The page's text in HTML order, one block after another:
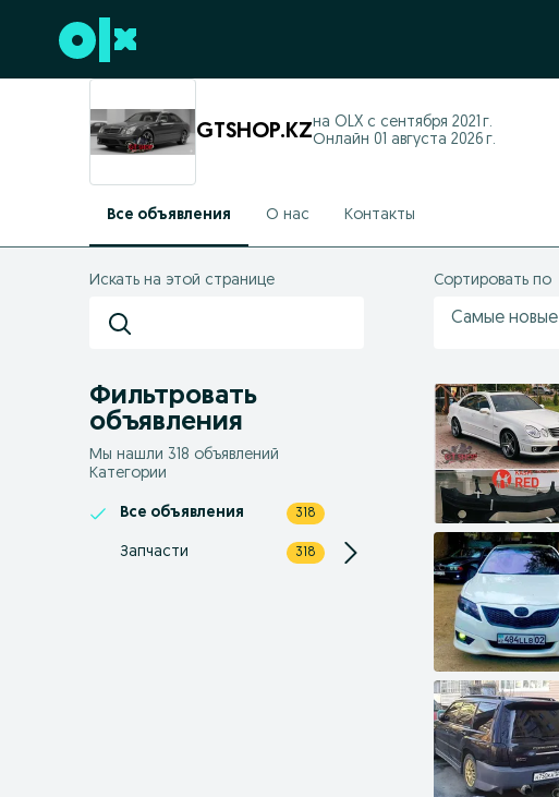
Перейти к нижнему колонтитулу
GTSHOP.KZна OLX с сентября 2021 г.
Онлайн 01 августа 2026 г.
Все объявления О нас Контакты
Искать на этой странице
Фильтровать
объявления
Мы нашли 318 объявлений
Категории
Все объявления 318
Запчасти 318
Сортировать по
Самые новые